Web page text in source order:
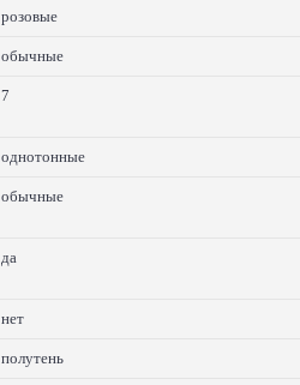
розовые
обычные
7
однотонные
обычные
да
нет
полутень